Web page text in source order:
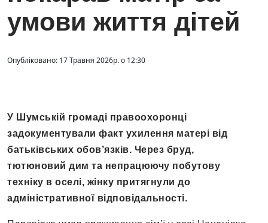
умови життя дітей
Опубліковано: 17 Травня 2026р. о 12:30
У Шумській громаді правоохоронці
задокументували факт ухилення матері від
батьківських обов’язків. Через бруд,
тютюновий дим та непрацюючу побутову
техніку в оселі, жінку притягнули до
адміністративної відповідальності.